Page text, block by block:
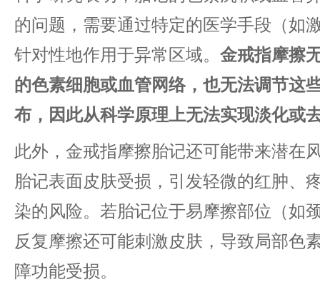
的问题，需要通过特定的医学手段（如
针对性地作用于异常区域。​ 金戒指摩擦
的色素细胞或血管网络，也无法调节这
布，因此从科学原理上无法实现淡化或
此外，金戒指摩擦胎记还可能带来潜在
胎记表面皮肤受损，引发轻微的红肿、
染的风险。若胎记位于易摩擦部位（如
反复摩擦还可能刺激皮肤，导致局部色
障功能受损。